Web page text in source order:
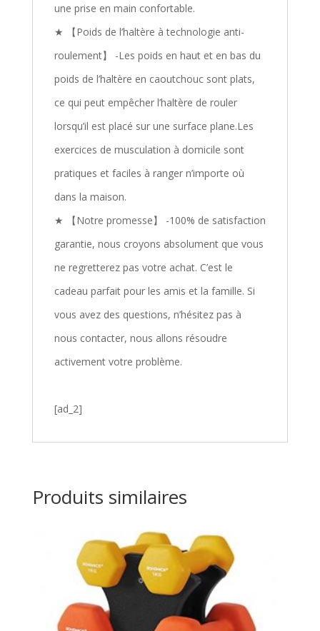
une prise en main confortable.
★ 【Poids de l’haltère à technologie anti-
roulement】 -Les poids en haut et en bas du
poids de l’haltère en caoutchouc sont plats,
ce qui peut empêcher l’haltère de rouler
lorsqu’il est placé sur une surface plane.Les
exercices de musculation à domicile sont
pratiques et faciles à ranger n’importe où
dans la maison.
★ 【Notre promesse】 -100% de satisfaction
garantie, nous croyons absolument que vous
ne regretterez pas votre achat. C’est le
cadeau parfait pour les amis et la famille. Si
vous avez des questions, n’hésitez pas à
nous contacter, nous allons résoudre
activement votre problème.
[ad_2]
Produits similaires